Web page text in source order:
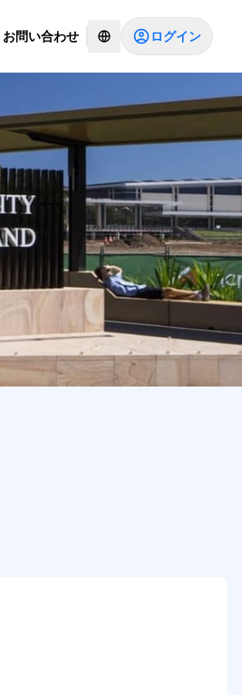
お問い合わせ ログイン
コンサルタントとチャットする